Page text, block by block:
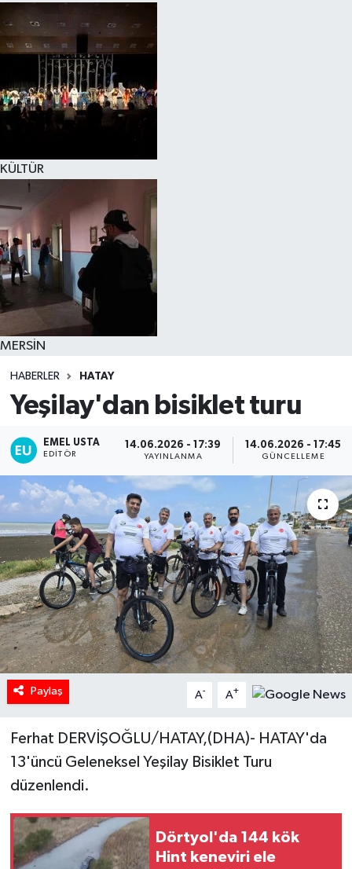
KÜLTÜR
MERSİN
HABERLER HATAY
Yeşilay'dan bisiklet turu
EMEL USTA
EDITÖR
14.06.2026 - 17:39
YAYINLANMA
14.06.2026 - 17:45
GÜNCELLEME
Paylaş A- A+
Ferhat DERVİŞOĞLU/HATAY,(DHA)- HATAY'da
13'üncü Geleneksel Yeşilay Bisiklet Turu
düzenlendi.
Dörtyol'da 144 kök
Hint keneviri ele